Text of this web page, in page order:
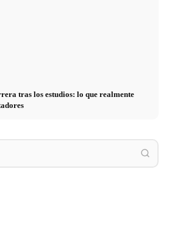
tras los estudios: lo que realmente